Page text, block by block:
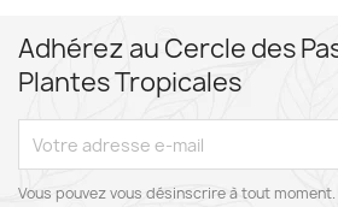
Adhérez au Cercle des
Plantes Tropicales
Vous pouvez vous désinscrire à tout